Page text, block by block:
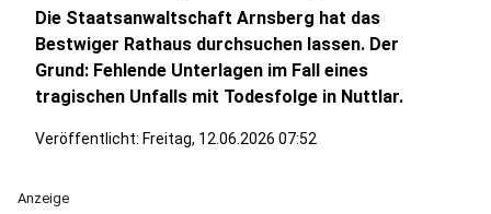
Die Staatsanwaltschaft Arnsberg hat das
Bestwiger Rathaus durchsuchen lassen. Der
Grund: Fehlende Unterlagen im Fall eines
tragischen Unfalls mit Todesfolge in Nuttlar.
Veröffentlicht: Freitag, 12.06.2026 07:52
Anzeige